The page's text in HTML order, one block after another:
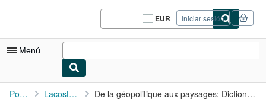
Pasar al contenido principal
EUR
Preferencias
de
del
Iniciar sesión
Menú
Mi cuenta
Portada Lacoste, Yves De la géopolitique aux paysages: Dictionnaire de la géographie